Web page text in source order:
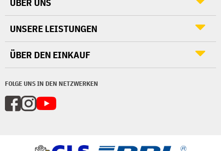
FOLGE UNS IN DEN NETZWERKEN
ÜBER UNS
UNSERE LEISTUNGEN
ÜBER DEN EINKAUF